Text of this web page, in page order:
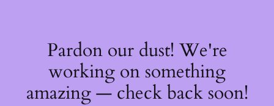
Pardon our dust! We're
working on something
amazing — check back soon!